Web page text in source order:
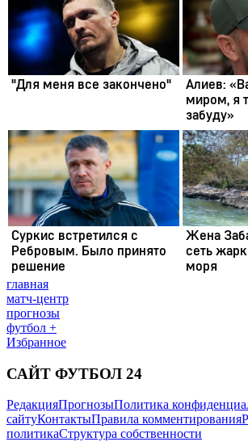
главная
матч-центр
прогнозы
футбол +
Избранное
САЙТ ФУТБОЛ 24
РедакцияПрогнозыПолитика
сайтуКонтактыПравила комментирования
политикаСтруктура собственности